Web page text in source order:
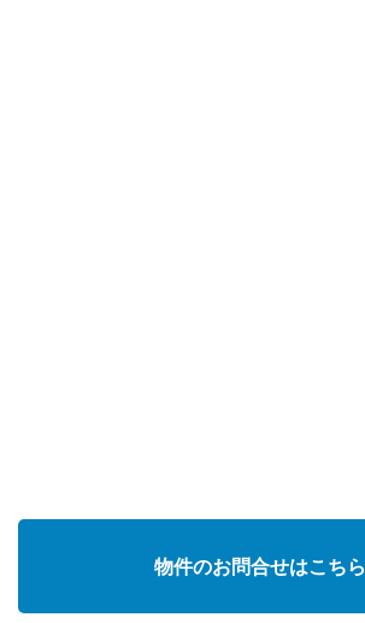
物件のお問合せはこちら